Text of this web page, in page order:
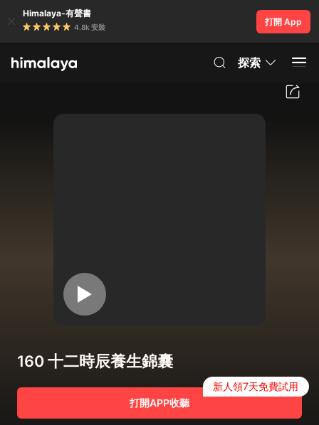
Himalaya-有聲書
4.8k 安裝
打開 App
探索
160 十二時辰養生錦囊
打開APP收聽
新人領7天免費試用